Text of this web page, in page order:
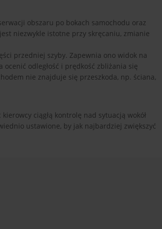
obszaru po bokach samochodu oraz
niezwykle istotne przy skręcaniu, zmianie
przedniej szyby. Zapewnia ono widok na
odległość i prędkość zbliżania się
nie znajduje się przeszkoda, np. ściana,
ciągłą kontrolę nad sytuacją wokół
ustawione, by jak najbardziej zwiększyć